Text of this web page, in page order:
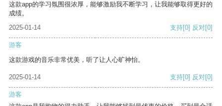
这款app的学习氛围很浓厚，能够激励我不断学习，让我能够取得更好的
成绩。
2025-01-14
支持[0] 反对[0]
游客
这款游戏的音乐非常优美，听了让人心旷神怡。
2025-01-14 支持[0] 反对[0]
游客